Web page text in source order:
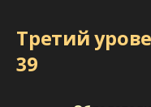
Третий
39